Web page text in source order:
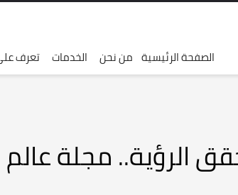
الصفحة الرئيسية من نحن الخدمات تعرف
الرؤية.. مجلة عالم